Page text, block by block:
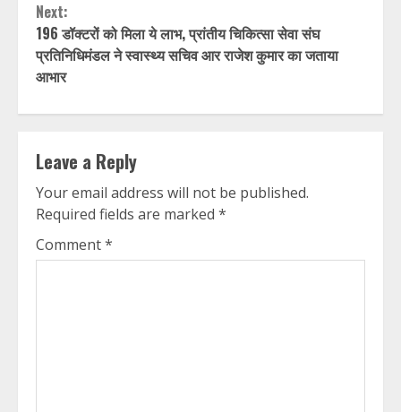
Next:
196 डॉक्टरों को मिला ये लाभ, प्रांतीय चिकित्सा सेवा संघ
प्रतिनिधिमंडल ने स्वास्थ्य सचिव आर राजेश कुमार का जताया
आभार
Leave a Reply
Your email address will not be published.
Required fields are marked *
Comment*